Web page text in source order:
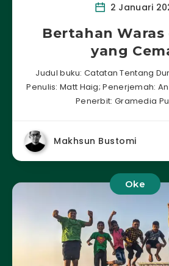
2 Januari
Bertahan Waras
yang
Judul buku: Catatan Tentang
Penulis: Matt Haig; Penerjemah:
Penerbit: Gramedia
Makhsun Bustomi
Oke